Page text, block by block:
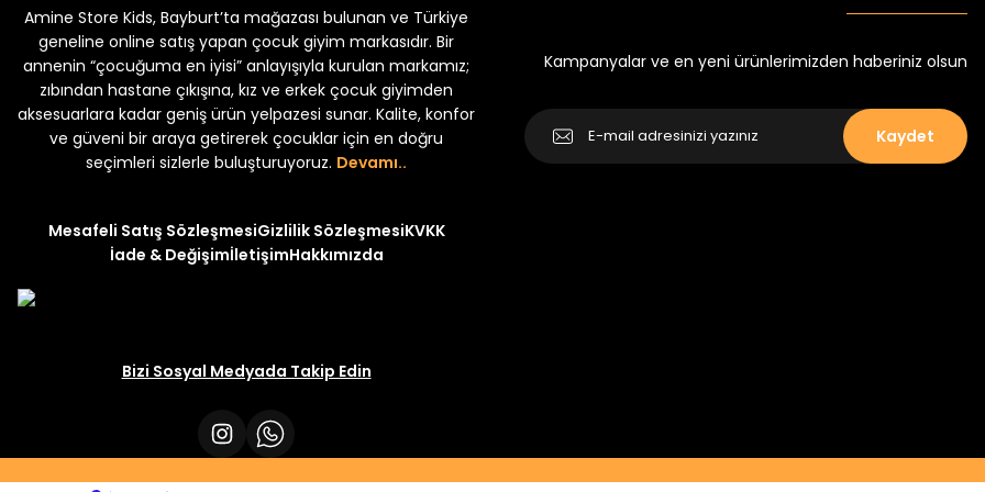
Yeni₺ 250 Yeni
₺ 320 ₺ 250
Amine Store Kids, Bayburt’ta mağazası bulunan ve Türkiye
geneline online satış yapan çocuk giyim markasıdır. Bir
annenin “çocuğuma en iyisi” anlayışıyla kurulan markamız;
zıbından hastane çıkışına, kız ve erkek çocuk giyimden
aksesuarlara kadar geniş ürün yelpazesi sunar. Kalite, konfor
ve güveni bir araya getirerek çocuklar için en doğru
seçimleri sizlerle buluşturuyoruz. Devamı..
Mesafeli Satış SözleşmesiGizlilik SözleşmesiKVKK
İade & DeğişimİletişimHakkımızda
Bizi Sosyal Medyada Takip Edin
Kampanyalar ve en yeni ürünlerimizden haberiniz olsun
Kaydet